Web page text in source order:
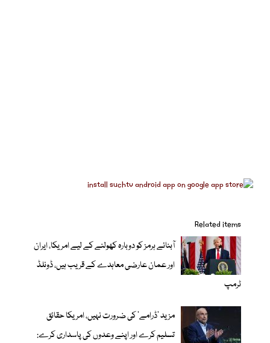
Related items
آبنائے ہرمز کو دوبارہ کھولنے کے لیے امریکا، ایران
اور عمان عارضی معاہدے کے قریب ہیں، ڈونلڈ
ٹرمپ
مزید 'ڈرامے' کی ضرورت نہیں، امریکا حقائق
تسلیم کرے اور اپنے وعدوں کی پاسداری کرے: